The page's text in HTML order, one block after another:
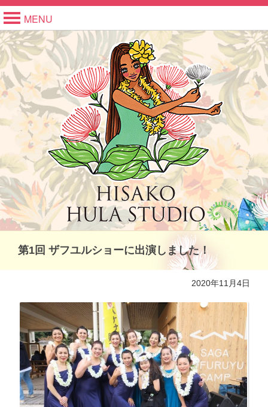
MENU
第1回 ザフユルショーに出演しました！
2020年11月4日